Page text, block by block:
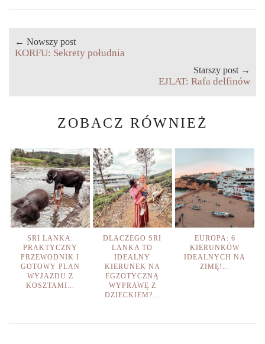
← Nowszy post
KORFU: Sekrety południa
Starszy post →
EJLAT: Rafa delfinów
ZOBACZ RÓWNIEŻ
SRI LANKA:
PRAKTYCZNY
PRZEWODNIK I
GOTOWY PLAN
WYJAZDU Z
KOSZTAMI...
DLACZEGO SRI
LANKA TO
IDEALNY
KIERUNEK NA
EGZOTYCZNĄ
WYPRAWĘ Z
DZIECKIEM?...
EUROPA: 6
KIERUNKÓW
IDEALNYCH NA
ZIMĘ!...